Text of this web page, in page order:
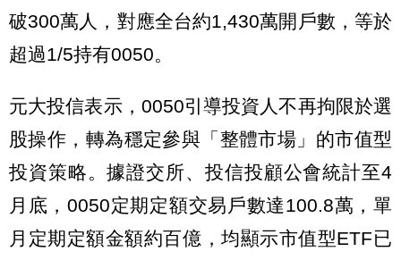
破300萬人，對應全台約1,430萬開戶數，等於
超過1/5持有0050。
元大投信表示，0050引導投資人不再拘限於選
股操作，轉為穩定參與「整體市場」的市值型
投資策略。據證交所、投信投顧公會統計至4
月底，0050定期定額交易戶數達100.8萬，單
月定期定額金額約百億，均顯示市值型ETF已